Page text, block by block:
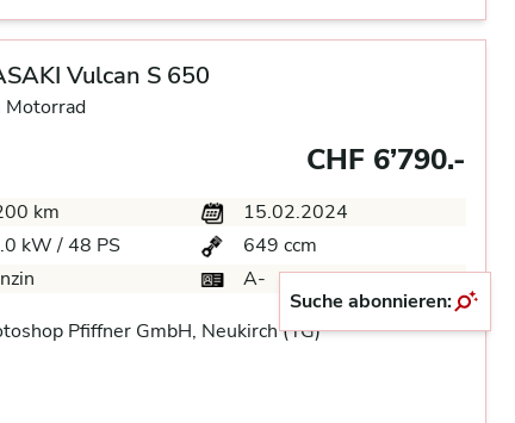
Vulcan S 650
Motorrad
CHF 6’790.-
km
15.02.2024
kW / 48 PS
649 ccm
A-
Pfiffner GmbH, Neukirch (TG)
Suche abonnieren: